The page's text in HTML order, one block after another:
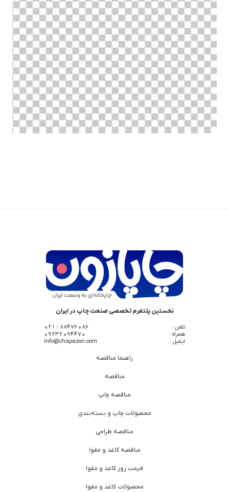
نخستین پلتفرم تخصصی صنعت چاپ در ایران
تلفن :
88476086 - 021
همراه :
09232094470
ایمیل :
info@chapazon.com
راهنما مناقصه
مناقصه
مناقصه چاپ
محصولات چاپ و بسته‌بندی
مناقصه طراحی
مناقصه کاغذ و مقوا
قیمت روز کاغذ و مقوا
محصولات کاغذ و مقوا